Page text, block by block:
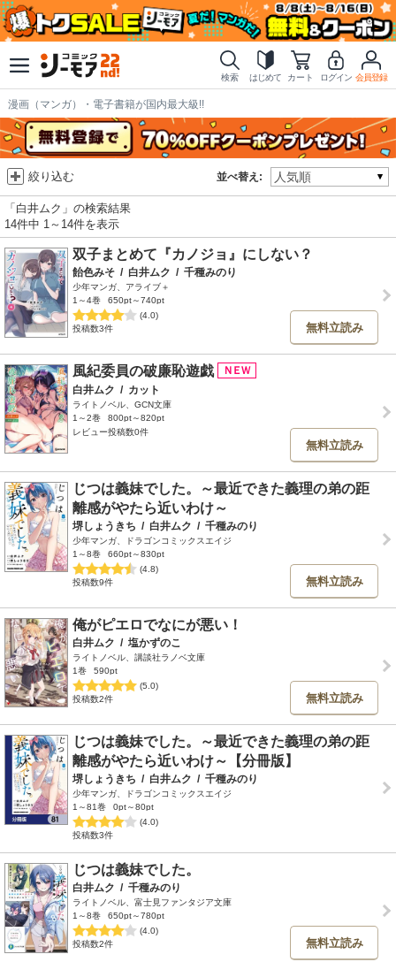
検索 はじめて カート ログイン 会員登録
漫画（マンガ）・電子書籍が国内最大級!!
並べ替え:
絞り込む
「白井ムク」の検索結果
14件中 1～14件を表示
双子まとめて『カノジョ』にしない？
飴色みそ / 白井ムク / 千種みのり
少年マンガ、アライブ＋
1～4巻
650pt～740pt
(4.0)
投稿数3件
無料立読み
風紀委員の破廉恥遊戯
白井ムク / カット
ライトノベル、GCN文庫
1～2巻
800pt～820pt
レビュー投稿数0件
無料立読み
じつは義妹でした。～最近できた義理の弟の距
離感がやたら近いわけ～
堺しょうきち / 白井ムク / 千種みのり
少年マンガ、ドラゴンコミックスエイジ
1～8巻
660pt～830pt
(4.8)
投稿数9件
無料立読み
俺がピエロでなにが悪い！
白井ムク / 塩かずのこ
ライトノベル、講談社ラノベ文庫
1巻
590pt
(5.0)
投稿数2件
無料立読み
じつは義妹でした。～最近できた義理の弟の距
離感がやたら近いわけ～【分冊版】
堺しょうきち / 白井ムク / 千種みのり
少年マンガ、ドラゴンコミックスエイジ
1～81巻
0pt～80pt
(4.0)
投稿数3件
じつは義妹でした。
白井ムク / 千種みのり
ライトノベル、富士見ファンタジア文庫
1～8巻
650pt～780pt
(4.0)
投稿数2件
無料立読み